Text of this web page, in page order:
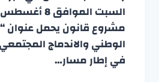
مشروع قانون يحمل عنوان
الوطني والاندماج
في إطار مسار…